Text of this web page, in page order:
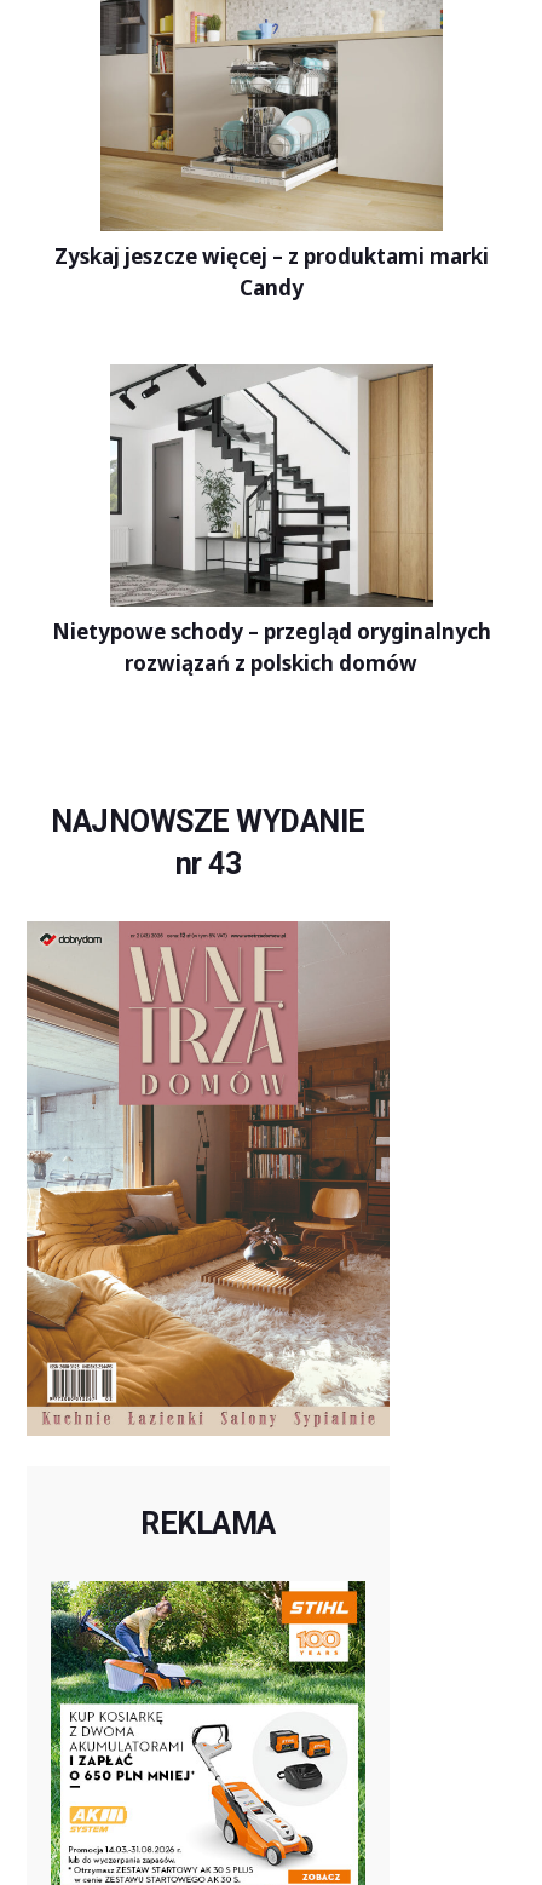
Zyskaj jeszcze więcej – z produktami marki
Candy
Nietypowe schody – przegląd oryginalnych
rozwiązań z polskich domów
NAJNOWSZE WYDANIE
nr 43
REKLAMA